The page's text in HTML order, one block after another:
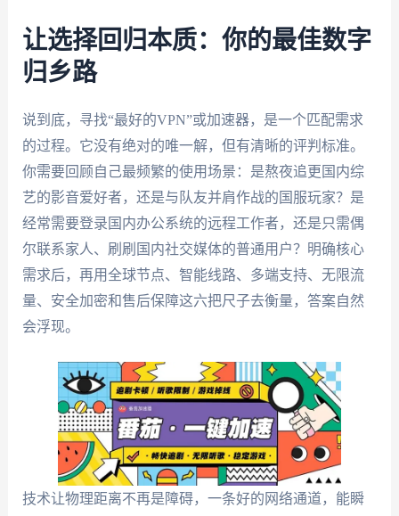
让选择回归本质：你的最佳数字
归乡路
说到底，寻找“最好的VPN”或加速器，是一个匹配需求
的过程。它没有绝对的唯一解，但有清晰的评判标准。
你需要回顾自己最频繁的使用场景：是熬夜追更国内综
艺的影音爱好者，还是与队友并肩作战的国服玩家？是
经常需要登录国内办公系统的远程工作者，还是只需偶
尔联系家人、刷刷国内社交媒体的普通用户？明确核心
需求后，再用全球节点、智能线路、多端支持、无限流
量、安全加密和售后保障这六把尺子去衡量，答案自然
会浮现。
技术让物理距离不再是障碍，一条好的网络通道，能瞬